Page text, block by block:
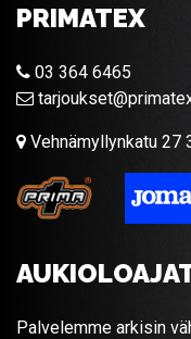
PRIMATEX
03 364 6465
Vehnämyllynkatu 27
Palvelemme arkisin